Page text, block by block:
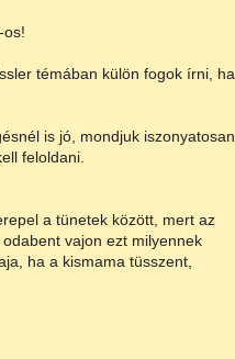
os!
témában külön fogok írni, ha
is jó, mondjuk iszonyatosan
feloldani.
a tünetek között, mert az
vajon ezt milyennek
ha a kismama tüsszent,